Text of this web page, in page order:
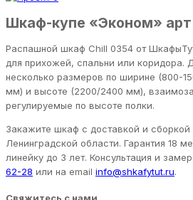
Шкаф-купе «Эконом»
Распашной шкаф Chill 0354 от
для прихожей, спальни или коридора.
несколько размеров по ширине (800-
мм) и высоте (2200/2400 мм),
регулируемые по высоте полки.
Закажите шкаф с доставкой и сборкой
Ленинградской области. Гарантия 18
линейку до 3 лет. Консультация и
62-28 или на email info@shkafytut.ru.